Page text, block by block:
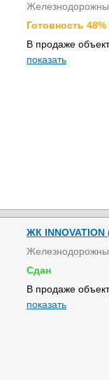
Готовность 48%
В продаже
показать
ЖК
Сдан
В продаже
показать